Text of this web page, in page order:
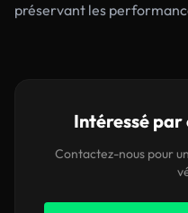
préservant les
Intéressé
Contactez-nous pour